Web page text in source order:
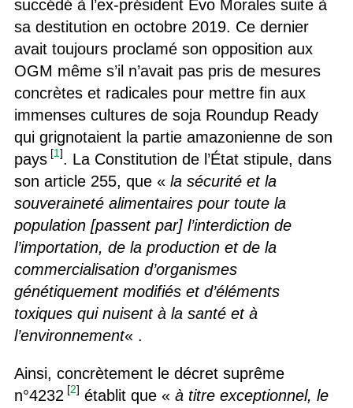
succédé à l’ex-président Evo Morales suite à
sa destitution en octobre 2019. Ce dernier
avait toujours proclamé son opposition aux
OGM même s’il n’avait pas pris de mesures
concrètes et radicales pour mettre fin aux
immenses cultures de soja Roundup Ready
qui grignotaient la partie amazonienne de son
pays [1]. La Constitution de l’État stipule, dans
son article 255, que « la sécurité et la
souveraineté alimentaires pour toute la
population [passent par] l’interdiction de
l’importation, de la production et de la
commercialisation d’organismes
génétiquement modifiés et d’éléments
toxiques qui nuisent à la santé et à
l’environnement« .
Ainsi, concrètement le décret suprême
n°4232 [2] établit que « à titre exceptionnel, le